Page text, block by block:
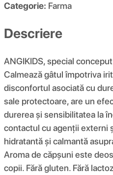
Categorie: Farma
Descriere
ANGIKIDS, special
Calmează gâtul împotriva
disconfortul asociată cu
sale protectoare, are un
durerea și sensibilitatea la
contactul cu agenții externi
hidratantă și calmantă
Aroma de căpșuni este
copii. Fără gluten. Fără